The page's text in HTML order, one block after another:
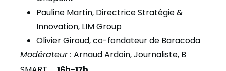
Pauline Martin, Directrice Stratégie &
Innovation, LIM Group
Olivier Giroud, co-fondateur de Baracoda
Modérateur : Arnaud Ardoin, Journaliste, B